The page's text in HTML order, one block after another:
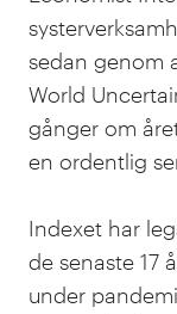
sedan genom
World
gånger om
en ordentlig
Indexet har
de senaste 17
under